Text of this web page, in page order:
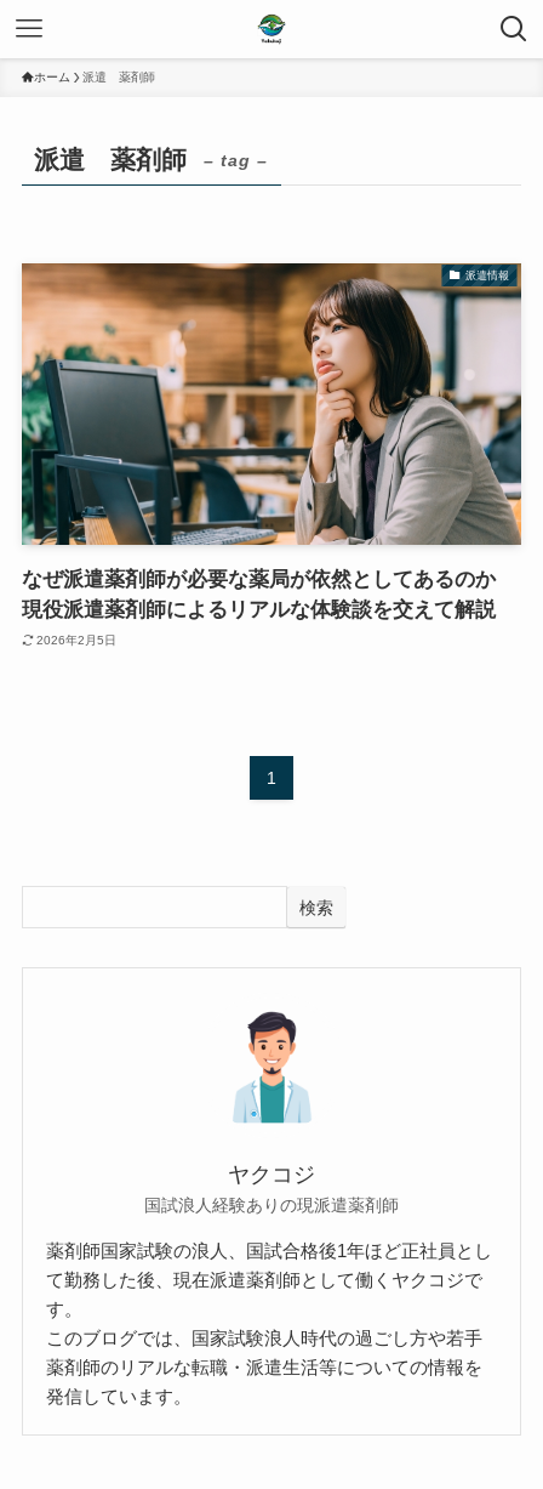
ホーム 派遣 薬剤師
派遣 薬剤師 – tag –
派遣情報
なぜ派遣薬剤師が必要な薬局が依然としてあるのか
現役派遣薬剤師によるリアルな体験談を交えて解説
2026年2月5日
1
検索
ヤクコジ
国試浪人経験ありの現派遣薬剤師
薬剤師国家試験の浪人、国試合格後1年ほど正社員とし
て勤務した後、現在派遣薬剤師として働くヤクコジで
す。
このブログでは、国家試験浪人時代の過ごし方や若手
薬剤師のリアルな転職・派遣生活等についての情報を
発信しています。